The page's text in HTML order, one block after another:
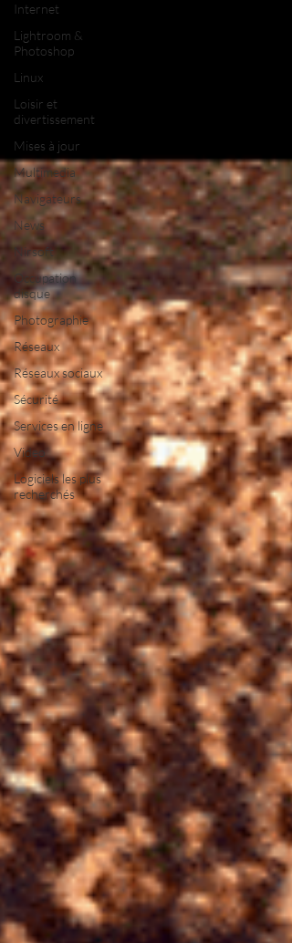
Internet
Lightroom &
Photoshop
Linux
Loisir et
divertissement
Mises à jour
Multimedia
Navigateurs
News
Nirsoft
Occupation
disque
Photographie
Réseaux
Réseaux sociaux
Sécurité
Services en ligne
Video
Logiciels les plus
recherchés